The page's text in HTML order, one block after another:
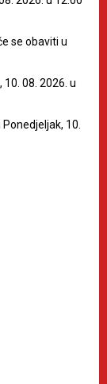
se obaviti u
08. 2026. u
10.